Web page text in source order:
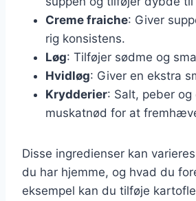
Creme fraiche: Giver
rig konsistens.
Løg: Tilføjer sødme og
Hvidløg: Giver en ekstra
Krydderier: Salt, peber
muskatnød for at
Disse ingredienser kan
du har hjemme, og hvad du
eksempel kan du tilføje